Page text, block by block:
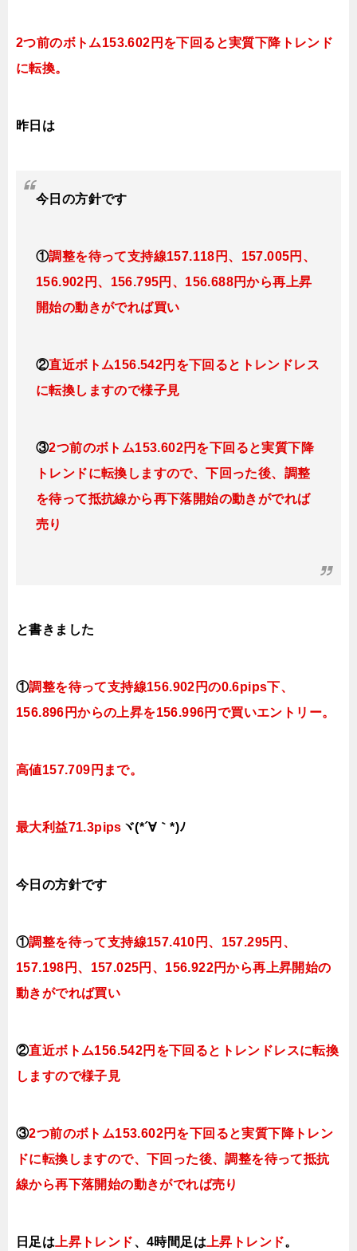
2つ前のボトム153.602円を下回ると実質下降トレンド
に転換。
昨日は
今日 の方針です
①調整を待って支持線157.118円、157.005円 、
156.902円、156.795円、156.688円から再上昇
開始の動きがでれば買い
②直近ボトム156.542円を下回るとトレンドレス
に転換しますので様子見
③2つ前のボトム153.602円を下回ると実質下降
トレンドに転換しますので、下回った後、調整
を待って抵抗線から再下落開始の動きがでれば
売り
と書きました
①調整を待って支持線156.902円の0.6pips下、
156.896円からの上昇を156.996円で買いエントリー。
高値157.709円まで。
最大利益71.3pips ヾ(*´∀｀*)ﾉ
今日 の方針です
①調整を待って支持線157.410円、157.295円 、
157.198円、157.025円、156.922円から再上昇開始の
動きがでれば買い
②直近ボトム156.542円を下回るとトレンドレスに転換
しますので様子見
③2つ前のボトム153.602円を下回ると実質下降トレン
ドに転換しますので、下回った後、調整を待って抵抗
線から再下落開始の動きがでれば売り
日足は 上昇トレンド、4時間足は 上昇トレンド。